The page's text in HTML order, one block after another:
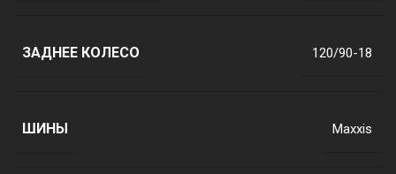
ЗАДНЕЕ КОЛЕСО 120/90-18
ШИНЫ Maxxis